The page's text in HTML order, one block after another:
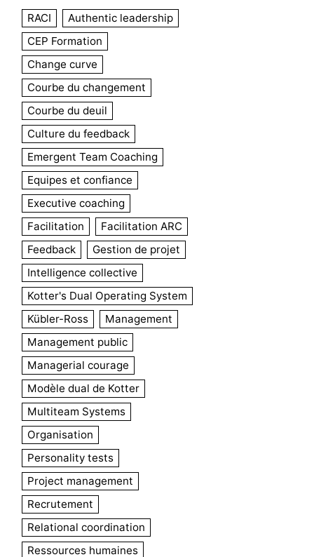
RACI
Authentic leadership
CEP Formation
Change curve
Courbe du changement
Courbe du deuil
Culture du feedback
Emergent Team Coaching
Equipes et confiance
Executive coaching
Facilitation
Facilitation ARC
Feedback
Gestion de projet
Intelligence collective
Kotter's Dual Operating System
Kübler-Ross
Management
Management public
Managerial courage
Modèle dual de Kotter
Multiteam Systems
Organisation
Personality tests
Project management
Recrutement
Relational coordination
Ressources humaines